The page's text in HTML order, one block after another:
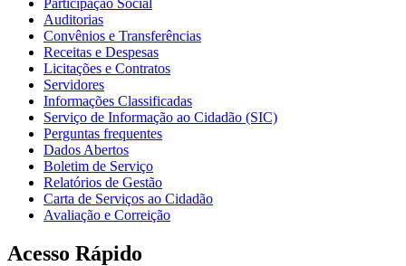
Participação Social
Auditorias
Convênios e Transferências
Receitas e Despesas
Licitações e Contratos
Servidores
Informações Classificadas
Serviço de Informação ao Cidadão (SIC)
Perguntas frequentes
Dados Abertos
Boletim de Serviço
Relatórios de Gestão
Carta de Serviços ao Cidadão
Avaliação e Correição
Acesso Rápido